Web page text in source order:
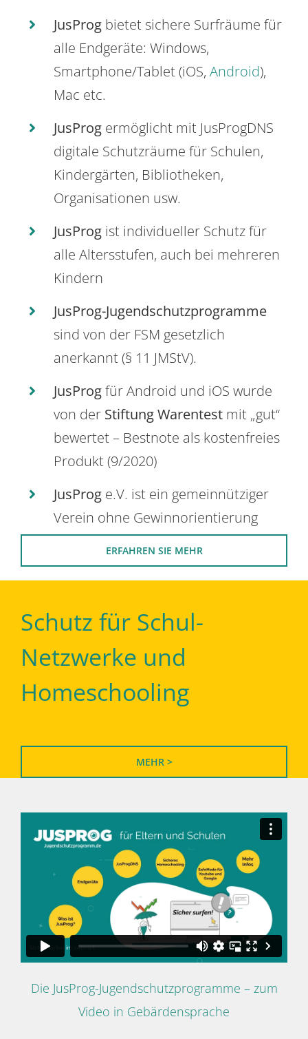
JusProg bietet sichere Surfräume für
alle Endgeräte: Windows,
Smartphone/Tablet (iOS, Android),
Mac etc.
JusProg ermöglicht mit JusProgDNS
digitale Schutzräume für Schulen,
Kindergärten, Bibliotheken,
Organisationen usw.
JusProg ist individueller Schutz für
alle Altersstufen, auch bei mehreren
Kindern
JusProg-Jugendschutzprogramme
sind von der FSM gesetzlich
anerkannt (§ 11 JMStV).
JusProgfür Android und iOS wurde
von der Stiftung Warentest mit „gut“
bewertet – Bestnote als kostenfreies
Produkt (9/2020)
JusProg e.V. ist ein gemeinnütziger
Verein ohne Gewinnorientierung
ERFAHREN SIE MEHR
Schutz für Schul-
Netzwerke und
Homeschooling
MEHR >
Die JusProg-Jugendschutzprogramme – zum
Video in Gebärdensprache